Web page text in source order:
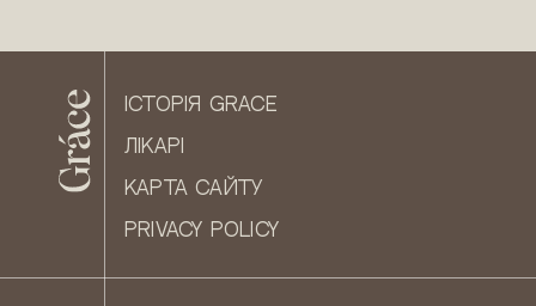
ІСТОРІЯ GRACE
ЛІКАРІ
КАРТА САЙТУ
PRIVACY POLICY